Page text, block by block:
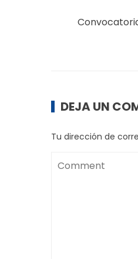
DEJA UN
Tu dirección de